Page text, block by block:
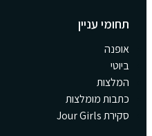
תחומי עניין
אופנה
ביוטי
המלצות
כתבות מומלצות
סקירת Jour Girls